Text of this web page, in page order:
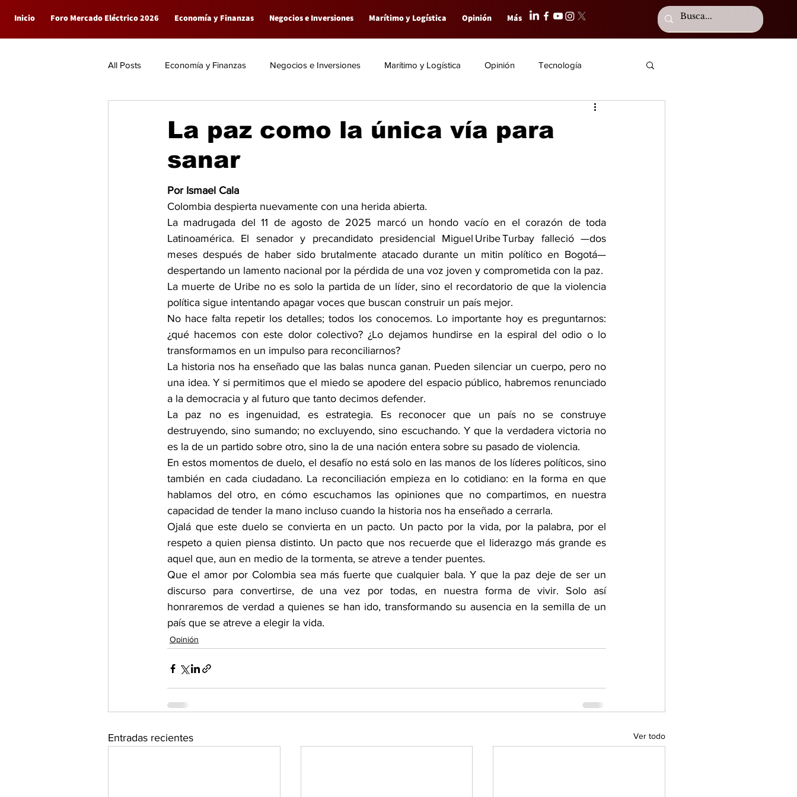
Inicio Foro Mercado Eléctrico 2026 Economía y Finanzas Negocios e Inversiones Marítimo y Logística Opinión Más
All Posts Economía y Finanzas Negocios e Inversiones Marítimo y Logística Opinión Tecnología
La paz como la única vía para
sanar
Por Ismael Cala
Colombia despierta nuevamente con una herida abierta.
La madrugada del 11 de agosto de 2025 marcó un hondo vacío en el corazón de toda
Latinoamérica. El senador y precandidato presidencial Miguel Uribe Turbay falleció —dos
meses después de haber sido brutalmente atacado durante un mitin político en Bogotá—
despertando un lamento nacional por la pérdida de una voz joven y comprometida con la paz.
La muerte de Uribe no es solo la partida de un líder, sino el recordatorio de que la violencia
política sigue intentando apagar voces que buscan construir un país mejor.
No hace falta repetir los detalles; todos los conocemos. Lo importante hoy es preguntarnos:
¿qué hacemos con este dolor colectivo? ¿Lo dejamos hundirse en la espiral del odio o lo
transformamos en un impulso para reconciliarnos?
La historia nos ha enseñado que las balas nunca ganan. Pueden silenciar un cuerpo, pero no
una idea. Y si permitimos que el miedo se apodere del espacio público, habremos renunciado
a la democracia y al futuro que tanto decimos defender.
La paz no es ingenuidad, es estrategia. Es reconocer que un país no se construye
destruyendo, sino sumando; no excluyendo, sino escuchando. Y que la verdadera victoria no
es la de un partido sobre otro, sino la de una nación entera sobre su pasado de violencia.
En estos momentos de duelo, el desafío no está solo en las manos de los líderes políticos, sino
también en cada ciudadano. La reconciliación empieza en lo cotidiano: en la forma en que
hablamos del otro, en cómo escuchamos las opiniones que no compartimos, en nuestra
capacidad de tender la mano incluso cuando la historia nos ha enseñado a cerrarla.
Ojalá que este duelo se convierta en un pacto. Un pacto por la vida, por la palabra, por el
respeto a quien piensa distinto. Un pacto que nos recuerde que el liderazgo más grande es
aquel que, aun en medio de la tormenta, se atreve a tender puentes.
Que el amor por Colombia sea más fuerte que cualquier bala. Y que la paz deje de ser un
discurso para convertirse, de una vez por todas, en nuestra forma de vivir. Solo así
honraremos de verdad a quienes se han ido, transformando su ausencia en la semilla de un
país que se atreve a elegir la vida.
Opinión
Entradas recientes Ver todo